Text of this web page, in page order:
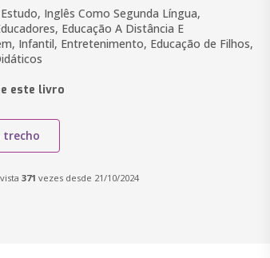
Inglês Como Segunda Língua,
Educação A Distância E
Infantil, Entretenimento, Educação de Filhos,
este livro
trecho
371 vezes desde 21/10/2024